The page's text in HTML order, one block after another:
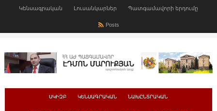
Կենսագրական Լուսանկարներ Պատգամավորի երդումը
Posts
ՍԿԻԶԲ ԿԵՆՍԱԳՐԱԿԱՆ ՆԱԽԸՆՏՐԱԿԱՆ